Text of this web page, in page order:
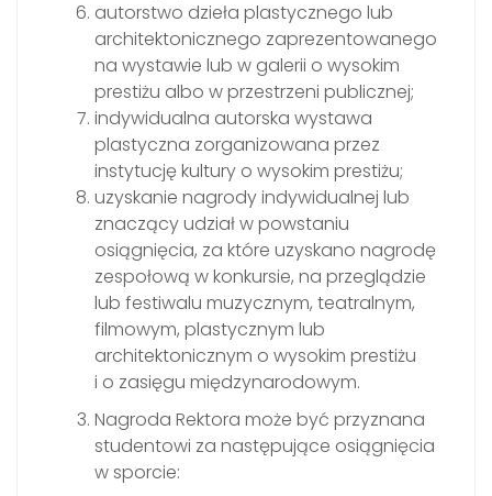
autorstwo dzieła plastycznego lub
architektonicznego zaprezentowanego
na wystawie lub w galerii o wysokim
prestiżu albo w przestrzeni publicznej;
indywidualna autorska wystawa
plastyczna zorganizowana przez
instytucję kultury o wysokim prestiżu;
uzyskanie nagrody indywidualnej lub
znaczący udział w powstaniu
osiągnięcia, za które uzyskano nagrodę
zespołową w konkursie, na przeglądzie
lub festiwalu muzycznym, teatralnym,
filmowym, plastycznym lub
architektonicznym o wysokim prestiżu
i o zasięgu międzynarodowym.
Nagroda Rektora może być przyznana
studentowi za następujące osiągnięcia
w sporcie: